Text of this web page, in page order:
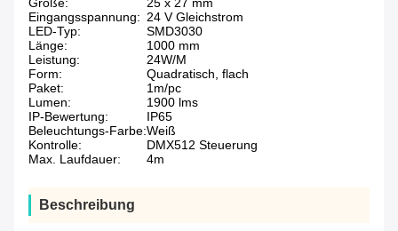
Größe:
25 x 27 mm
Eingangsspannung: 24 V Gleichstrom
LED-Typ:
SMD3030
Länge:
1000 mm
Leistung:
24W/M
Form:
Quadratisch, flach
Paket:
1m/pc
Lumen:
1900 lms
IP-Bewertung:
IP65
Beleuchtungs-Farbe:Weiß
Kontrolle:
DMX512 Steuerung
Max. Laufdauer:
4m
Beschreibung